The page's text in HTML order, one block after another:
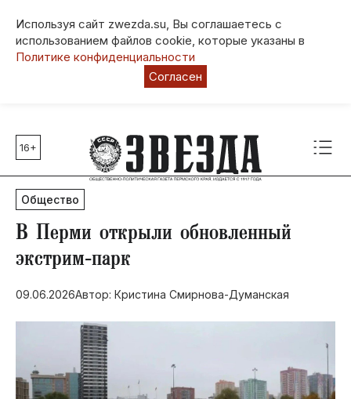
Используя сайт zwezda.su, Вы соглашаетесь с
использованием файлов cookie, которые указаны в
Политике конфиденциальности
Согласен
Главные темы
80 лет Победы
Молодежная столица РФ
СВО
Социальная поддержка
Инфраструктура
Благоустройство
16+
Общество
В Перми открыли обновленный
экстрим‑парк
09.06.2026Автор: Кристина Смирнова-Думанская